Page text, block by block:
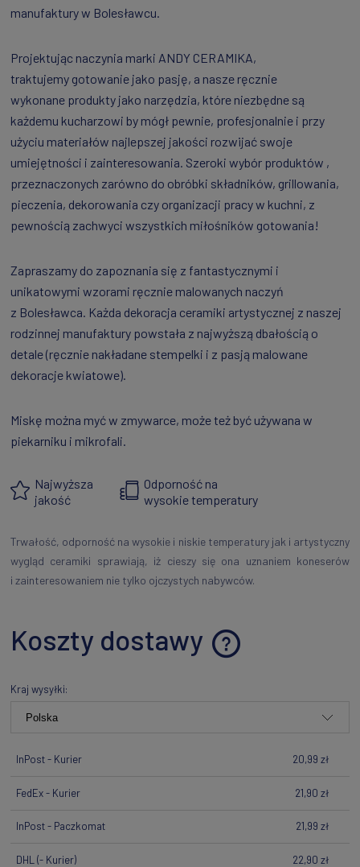
manufaktury w Bolesławcu.
Projektując naczynia marki ANDY CERAMIKA,
traktujemy gotowanie jako pasję, a nasze ręcznie
wykonane produkty jako narzędzia, które niezbędne są
każdemu kucharzowi by mógł pewnie, profesjonalnie i przy
użyciu materiałów najlepszej jakości rozwijać swoje
umiejętności i zainteresowania. Szeroki wybór produktów ,
przeznaczonych zarówno do obróbki składników, grillowania,
pieczenia, dekorowania czy organizacji pracy w kuchni, z
pewnością zachwyci wszystkich miłośników gotowania!
Zapraszamy do zapoznania się z fantastycznymi i
unikatowymi wzorami ręcznie malowanych naczyń
z Bolesławca. Każda dekoracja ceramiki artystycznej z naszej
rodzinnej manufaktury powstała z najwyższą dbałością o
detale (ręcznie nakładane stempelki i z pasją malowane
dekoracje kwiatowe).
Miskę można myć w zmywarce, może też być używana w
piekarniku i mikrofali.
Najwyższa
jakość
Odporność na
wysokie temperatury
Trwałość, odporność na wysokie i niskie temperatury jak i artystyczny
wygląd ceramiki sprawiają, iż cieszy się ona uznaniem koneserów
i zainteresowaniem nie tylko ojczystych nabywców.
Koszty dostawy
Cena nie zawiera ewentualnych kosztów płatności
Kraj wysyłki:
InPost - Kurier 20,99 zł
FedEx - Kurier 21,90 zł
InPost - Paczkomat 21,99 zł
DHL (- Kurier) 22,90 zł